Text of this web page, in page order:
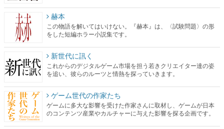
赫本
この物語を解いてはいけない。『赫本』は、〈試験問題〉の形
をした短編ホラー小説集です。
新世代に訊く
これからのデジタルゲーム市場を担う若きクリエイター達の姿
を追い、彼らのルーツと情熱を探っていきます。
ゲーム世代の作家たち
ゲームに多大な影響を受けた作家さんに取材し、ゲームが日本
のコンテンツ産業やカルチャーに与えた影響を探る企画です。